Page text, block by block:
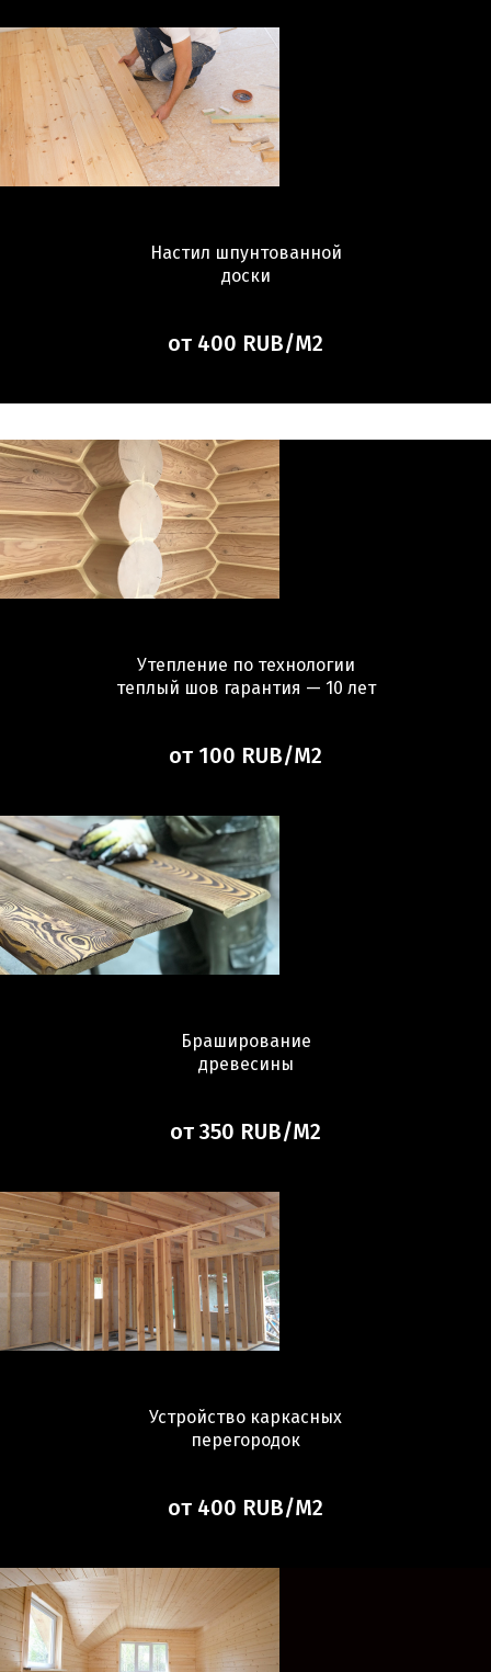
Настил шпунтованной
доски
от 400 RUB/М2
Утепление по технологии
теплый шов гарантия — 10 лет
от 100 RUB/М2
Браширование
древесины
от 350 RUB/М2
Устройство каркасных
перегородок
от 400 RUB/М2